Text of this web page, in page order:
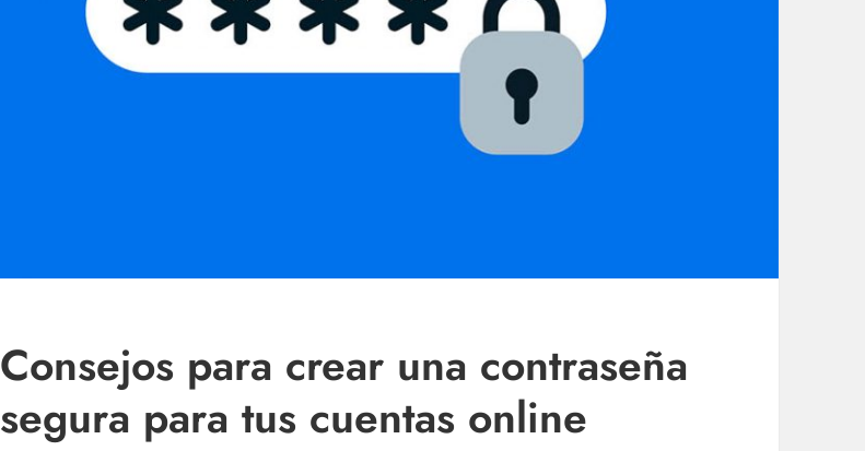
Consejos para crear una contraseña
segura para tus cuentas online